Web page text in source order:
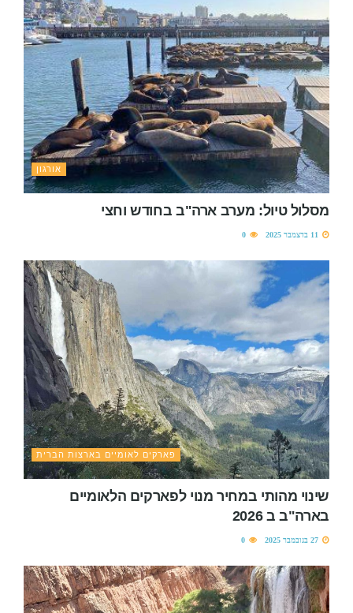
אורגון
מסלול טיול: מערב ארה"ב בחודש וחצי
פארקים לאומיים בארצות הברית
שינוי מהותי במחיר מנוי לפארקים הלאומיים
בארה"ב ב 2026